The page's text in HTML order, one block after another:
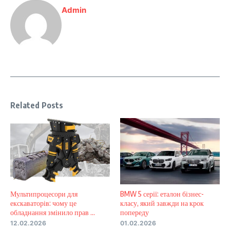
Admin
Related Posts
Мультипроцесори для
екскаваторів: чому це
обладнання змінило прав ...
12.02.2026
BMW 5 серії: еталон бізнес-
класу, який завжди на крок
попереду
01.02.2026